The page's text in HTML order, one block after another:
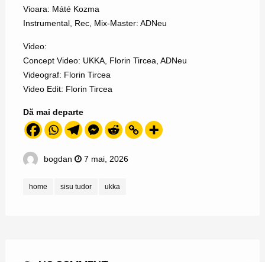
Vioara: Máté Kozma
Instrumental, Rec, Mix-Master: ADNeu
Video:
Concept Video: UKKA, Florin Tircea, ADNeu
Videograf: Florin Tircea
Video Edit: Florin Tircea
Dă mai departe
bogdan 7 mai, 2026
home sisu tudor ukka